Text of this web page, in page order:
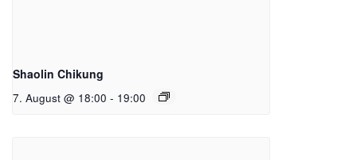
Shaolin Chikung
7. August @ 18:00 - 19:00